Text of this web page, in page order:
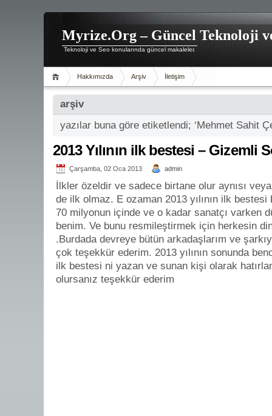
Myrize.Org – Güncel Teknoloji
Teknoloji ve Seo konularında güncel makaleler.
Hakkımızda Arşiv İletişim
arşiv
yazılar buna göre etiketlendi; ‘Mehmet Sahit
2013 Yılının ilk bestesi – Gizemli
Çarşamba, 02 Oca 2013 admin
İlkler özeldir ve sadece birtane olur aynısı
de ilk olmaz. E ozaman 2013 yılının ilk
70 milyonun içinde ve o kadar sanatçı varken
benim. Ve bunu resmileştirmek için herkesin
.Burdada devreye bütün arkadaşlarım ve
çok teşekkür ederim. 2013 yılının sonunda
ilk bestesi ni yazan ve sunan kişi olarak
olursanız teşekkür ederim